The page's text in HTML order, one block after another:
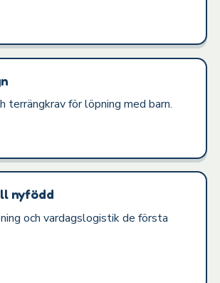
terrängkrav för löpning med barn.
nyfödd
och vardagslogistik de första